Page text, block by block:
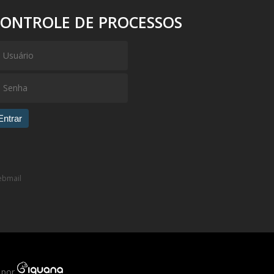
DE PROCESSOS